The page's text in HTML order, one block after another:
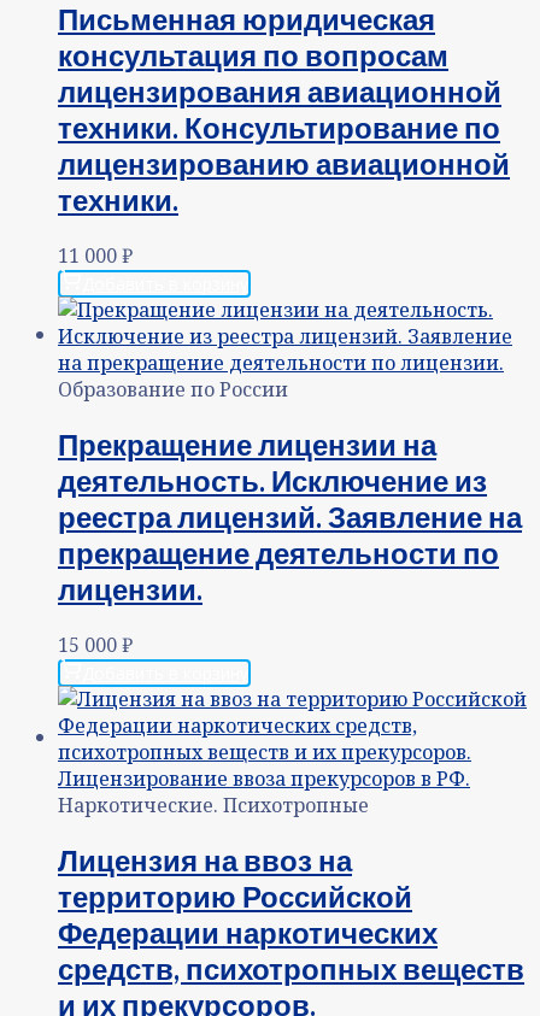
Письменная юридическая
консультация по вопросам
лицензирования авиационной
техники. Консультирование по
лицензированию авиационной
техники.
11 000₽
Образование по России
Прекращение лицензии на
деятельность. Исключение из
реестра лицензий. Заявление на
прекращение деятельности по
лицензии.
15 000₽
Наркотические. Психотропные
Лицензия на ввоз на
территорию Российской
Федерации наркотических
средств, психотропных веществ
и их прекурсоров.